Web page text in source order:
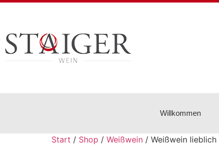
Willkommen
Start / Shop / Weißwein / Weißwein lieblich